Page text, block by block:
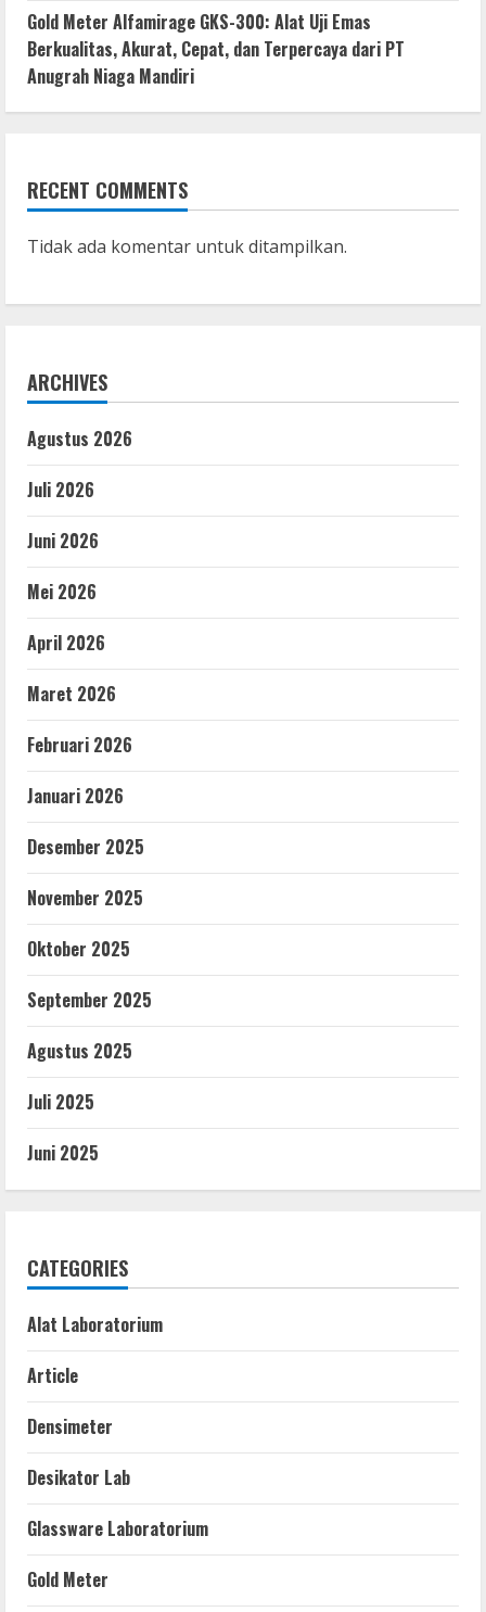
Gold Meter Alfamirage GKS-300: Alat Uji Emas
Berkualitas, Akurat, Cepat, dan Terpercaya dari PT
Anugrah Niaga Mandiri
RECENT COMMENTS
Tidak ada komentar untuk ditampilkan.
ARCHIVES
Agustus 2026
Juli 2026
Juni 2026
Mei 2026
April 2026
Maret 2026
Februari 2026
Januari 2026
Desember 2025
November 2025
Oktober 2025
September 2025
Agustus 2025
Juli 2025
Juni 2025
CATEGORIES
Alat Laboratorium
Article
Densimeter
Desikator Lab
Glassware Laboratorium
Gold Meter